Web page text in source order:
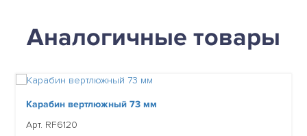
Аналогичные товары
Карабин вертлюжный 73 мм
Арт. RF6120